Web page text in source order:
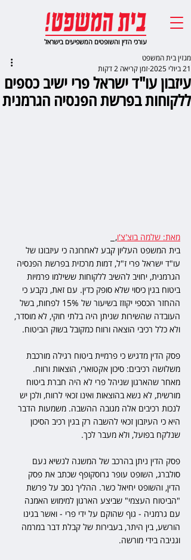
עורכי הדין והשופטים המשפיעים בישראל
עיזבון עו"ד ישראל פרי ישיב כספים
ללקוחות בפרשת הפנסיה הגרמנית
מגזין בית המשפט
21 ביולי 2025
זמן קריאה 2 דקות
מאת: שלמה בוצ'צ'ו,
בית המשפט העליון קבע לאחרונה כי עיזבונו של
עו"ד ישראל פרי ז"ל, דמות מרכזית בפרשת הפנסיה
הגרמנית, יחויב להשיב ללקוחות ששילמו פרמיות
ביטוח בגין כיסוי שלא סופק כדין. עם זאת, נקבע כי
ההחזר הכספי יקוזז בשיעור של 15% לפחות, בשל
העובדה שהשירות שניתן היה בלתי חוקי, לא מוסדר,
ולא כלל רכיבי הוצאה ורווח כמקובל בשוק הביטוח.
פסק הדין מדגיש כי פרמיית ביטוח רגילה מורכבת
משלושה רכיבים: סיכון אקטוארי, הוצאות ורווח.
מאחר שהארגון שניהל פרי לא היה חברת ביטוח
מורשית, לא נשא בהוצאות ואינו זכאי לרווח, ולכן יש
לנכות רכיבים אלה מגובה ההשבה. משמעות הדבר
היא כי העיזבון זכאי להשבה רק בגין רכיב הסיכון
שנלקח בפועל, ולא מעבר לכך.
פסק הדין ניתן בהרכב של המשנה לנשיא נעם
סולברג, השופט עופר גרוסקופף שכתב את פסק
הדין, והשופט יחיאל כשר. ההליך נסב על פרשת
"הביטוח העצמי" שביצע הארגון למימוש האמנה
עם גרמניה - גוף שהוקם על ידי פרי - ואשר בגינו
הורשע, בין היתר, בעבירות של קבלת דבר במרמה
וגניבה בידי מורשה.